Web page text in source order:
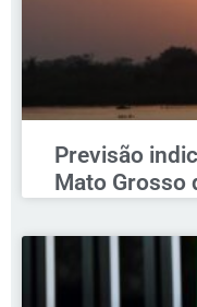
Previsão
Mato Grosso